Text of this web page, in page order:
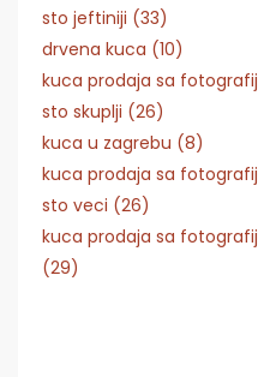
sto jeftiniji (33)
drvena kuca (10)
kuca prodaja sa
sto skuplji (26)
kuca u zagrebu (8)
kuca prodaja sa
sto veci (26)
kuca prodaja sa
(29)